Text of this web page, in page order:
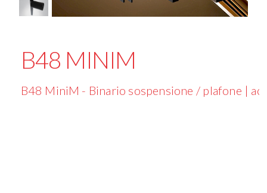
B48 MINIM
B48 MiniM - Binario sospensione / plafone |